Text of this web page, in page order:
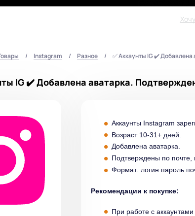
Instagram Разное ✅ Аккаунты IG ✔️ Добавлена
IG ✔️ Добавлена аватарка.
Аккаунты Instagram
Возраст 10-31+ дней.
Добавлена аватарка.
Подтверждены по почте,
Формат: логин пароль
Рекомендации к покупке:
При работе с аккаунтами